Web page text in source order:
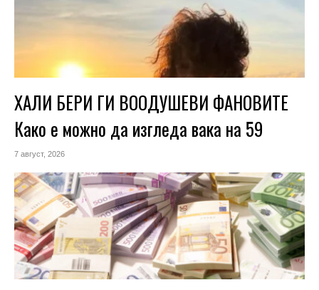
ХАЛИ БЕРИ ГИ ВООДУШЕВИ ФАНОВИТЕ
Како е можно да изгледа вака на 59
7 август, 2026